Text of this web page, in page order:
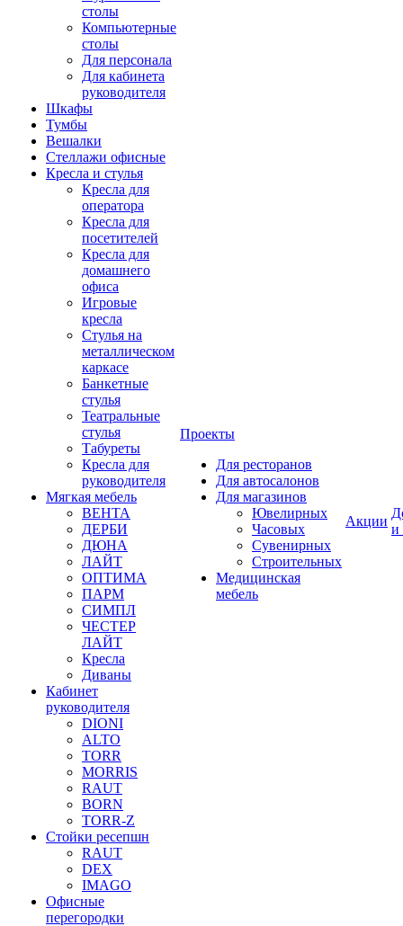
столы
Компьютерные
столы
Для персонала
Для кабинета
руководителя
Шкафы
Тумбы
Вешалки
Стеллажи офисные
Кресла и стулья
Кресла для
оператора
Кресла для
посетителей
Кресла для
домашнего
офиса
Игровые
кресла
Стулья на
металлическом
каркасе
Банкетные
стулья
Театральные
стулья
Табуреты
Кресла для
руководителя
Мягкая мебель
ВЕНТА
ДЕРБИ
ДЮНА
ЛАЙТ
ОПТИМА
ПАРМ
СИМПЛ
ЧЕСТЕР
ЛАЙТ
Кресла
Диваны
Кабинет
руководителя
DIONI
ALTO
TORR
MORRIS
RAUT
BORN
TORR-Z
Стойки ресепшн
RAUT
DEX
IMAGO
Офисные
перегородки
Проекты
Для ресторанов
Для автосалонов
Для магазинов
Ювелирных
Часовых
Сувенирных
Строительных
Медицинская
мебель
Акции
и